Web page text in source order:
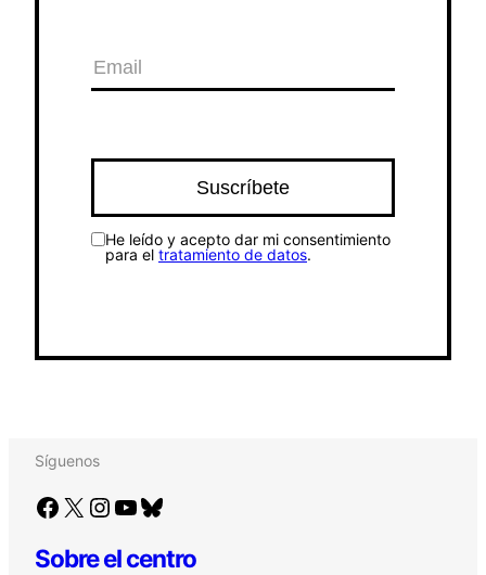
He leído y acepto dar mi consentimiento
para el tratamiento de datos.
Síguenos
Facebook X Instagram YouTube Bluesky
Sobre el centro